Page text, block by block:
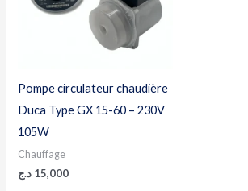
Pompe circulateur chaudière
Duca Type GX 15-60 – 230V
105W
Chauffage
15,000 د.ج